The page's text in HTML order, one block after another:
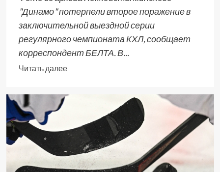
"Динамо" потерпели второе поражение в
заключительной выездной серии
регулярного чемпионата КХЛ, сообщает
корреспондент БЕЛТА. В...
Читать далее